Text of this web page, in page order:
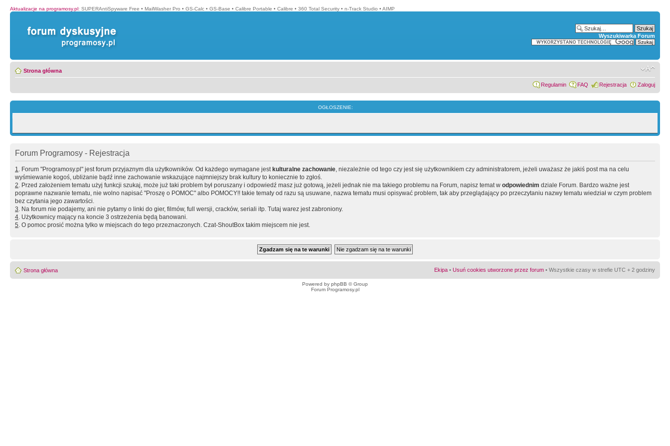
Aktualizacje na programosy.pl: SUPERAntiSpyware Free • MailWasher Pro • GS-Calc • GS-Base • Calibre Portable • Calibre • 360 Total Security • n-Track Studio • AIMP
Wyszukiwarka Forum
Strona główna
Regulamin FAQ Rejestracja Zaloguj
OGŁOSZENIE:
Forum Programosy - Rejestracja
1. Forum "Programosy.pl" jest forum przyjaznym dla użytkowników. Od każdego wymagane jest kulturalne zachowanie, niezależnie od tego czy jest się użytkownikiem czy administratorem, jeżeli uważasz że jakiś post ma na celu
wyśmiewanie kogoś, ubliżanie bądź inne zachowanie wskazujące najmniejszy brak kultury to koniecznie to zgłoś.
2. Przed założeniem tematu użyj funkcji szukaj, może już taki problem był poruszany i odpowiedź masz już gotową, jeżeli jednak nie ma takiego problemu na Forum, napisz temat w odpowiednim dziale Forum. Bardzo ważne jest
poprawne nazwanie tematu, nie wolno napisać "Proszę o POMOC" albo POMOCY!! takie tematy od razu są usuwane, nazwa tematu musi opisywać problem, tak aby przeglądający po przeczytaniu nazwy tematu wiedział w czym problem
bez czytania jego zawartości.
3. Na forum nie podajemy, ani nie pytamy o linki do gier, filmów, full wersji, cracków, seriali itp. Tutaj warez jest zabroniony.
4. Użytkownicy mający na koncie 3 ostrzeżenia będą banowani.
5. O pomoc prosić można tylko w miejscach do tego przeznaczonych. Czat-ShoutBox takim miejscem nie jest.
Strona główna Ekipa • Usuń cookies utworzone przez forum • Wszystkie czasy w strefie UTC + 2 godziny
Powered by phpBB © Group
Forum Programosy.pl